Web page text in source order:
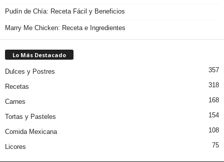
Pudín de Chía: Receta Fácil y Beneficios
Marry Me Chicken: Receta e Ingredientes
Lo Más Destacado
Dulces y Postres 357
Recetas 318
Carnes 168
Tortas y Pasteles 154
Comida Mexicana 108
Licores 75